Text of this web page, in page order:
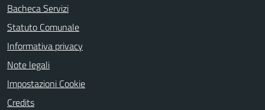
Bacheca Servizi
Statuto Comunale
Informativa privacy
Note legali
Impostazioni Cookie
Credits